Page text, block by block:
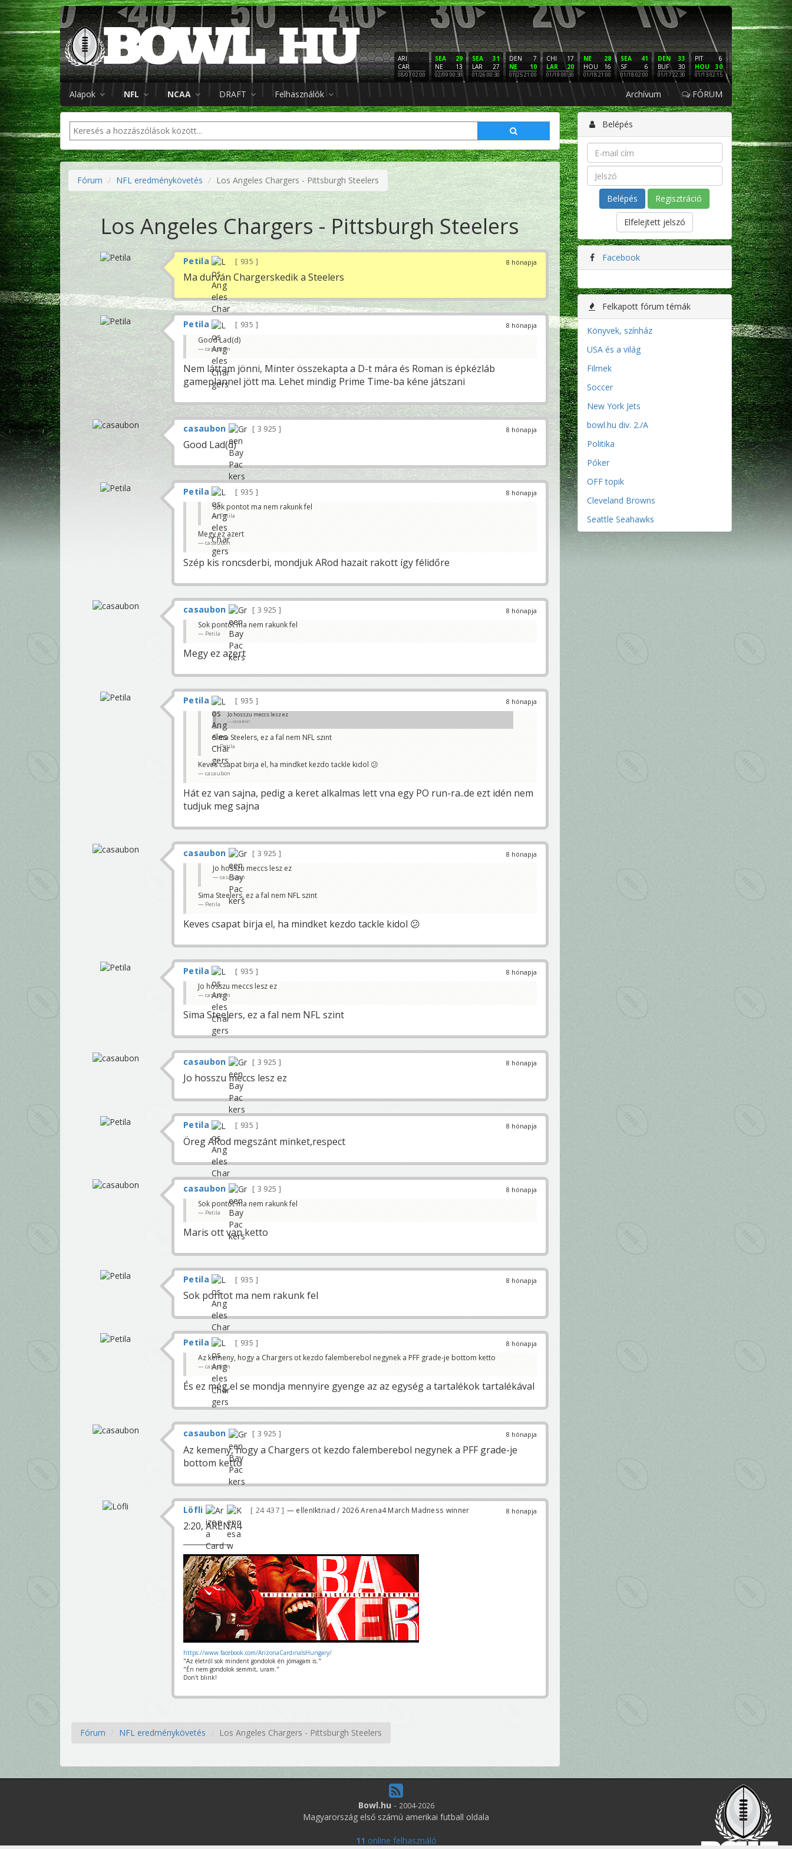
ARI
CAR
08/07 02:00
29
SEA
13
NE
02/09 00:30
31
SEA
27
LAR
01/26 00:30
7
DEN
10
NE
01/25 21:00
17
CHI
20
LAR
01/19 00:30
28
NE
16
HOU
01/18 21:00
41
SEA
6
SF
01/18 02:00
33
DEN
30
BUF
01/17 22:30
6
PIT
30
HOU
01/13 02:15
16
NE
3
LAC
01/12 02:00
PHI
SF
01/11
Alapok NFL NCAA DRAFT Felhasználók Archívum FÓRUM
Fórum NFL eredménykövetés Los Angeles Chargers - Pittsburgh Steelers
Los Angeles Chargers - Pittsburgh Steelers
8 hónapja
Petila 935
Ma durván Chargerskedik a Steelers
8 hónapja
Petila
935
Good Lad(d)
casaubon
Nem láttam jönni, Minter összekapta a D-t mára és Roman is épkézláb
gameplannel jött ma. Lehet mindig Prime Time-ba kéne játszani
8 hónapja
casaubon 3 925
Good Lad(d)
8 hónapja
Petila
935
Sok pontot ma nem rakunk fel
Petila
Megy ez azert
casaubon
Szép kis roncsderbi, mondjuk ARod hazait rakott így félidőre
8 hónapja
casaubon
3 925
Sok pontot ma nem rakunk fel
Petila
Megy ez azert
8 hónapja
Petila 935
Jo hosszu meccs lesz ez
casaubon
Sima Steelers, ez a fal nem NFL szint
Petila
Keves csapat birja el, ha mindket kezdo tackle kidol 😕
casaubon
Hát ez van sajna, pedig a keret alkalmas lett vna egy PO run-ra..de ezt idén nem
tudjuk meg sajna
8 hónapja
casaubon
3 925
Jo hosszu meccs lesz ez
casaubon
Sima Steelers, ez a fal nem NFL szint
Petila
Keves csapat birja el, ha mindket kezdo tackle kidol 😕
8 hónapja
Petila
935
Jo hosszu meccs lesz ez
casaubon
Sima Steelers, ez a fal nem NFL szint
8 hónapja
casaubon 3 925
Jo hosszu meccs lesz ez
8 hónapja
Petila 935
Öreg ARod megszánt minket,respect
8 hónapja
casaubon
3 925
Sok pontot ma nem rakunk fel
Petila
Maris ott van ketto
8 hónapja
Petila 935
Sok pontot ma nem rakunk fel
8 hónapja
Petila
935
Az kemeny, hogy a Chargers ot kezdo falemberebol negynek a PFF grade-je bottom ketto
casaubon
És ez még el se mondja mennyire gyenge az az egység a tartalékok tartalékával
8 hónapja
casaubon 3 925
Az kemeny, hogy a Chargers ot kezdo falemberebol negynek a PFF grade-je
bottom ketto
8 hónapja
Löfli 24 437 — ellenIktriad / 2026 Arena4 March Madness winner
2:20, ARENA4
https://www.facebook.com/ArizonaCardinalsHungary/
"Az életről sok mindent gondolok én jómagam is."
"Én nem gondolok semmit, uram."
Don't blink!
Fórum NFL eredménykövetés Los Angeles Chargers - Pittsburgh Steelers
Belépés
Regisztráció
Elfelejtett jelszó
Facebook
Felkapott fórum témák
Könyvek, színház
USA és a világ
Filmek
Soccer
New York Jets
bowl.hu div. 2./A
Politika
Póker
OFF topik
Cleveland Browns
Seattle Seahawks
Bowl.hu - 2004-2026
Magyarország első számú amerikai futball oldala
11 online felhasználó